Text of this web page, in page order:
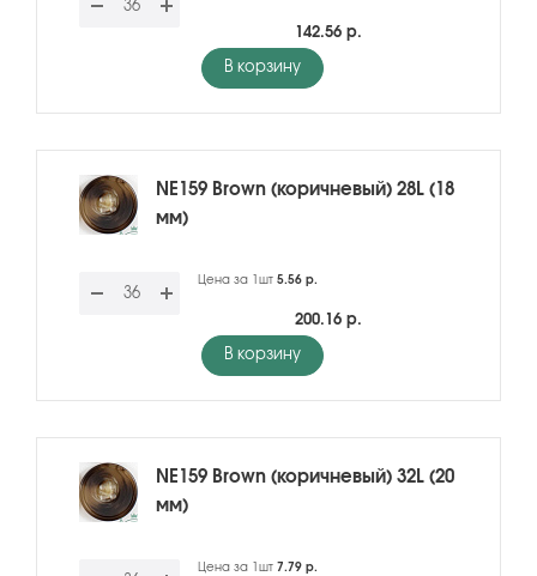
142.56 р.
В корзину
NE159 Brown (коричневый) 28L (18
мм)
Цена за 1шт 5.56 р.
200.16 р.
В корзину
NE159 Brown (коричневый) 32L (20
мм)
Цена за 1шт 7.79 р.